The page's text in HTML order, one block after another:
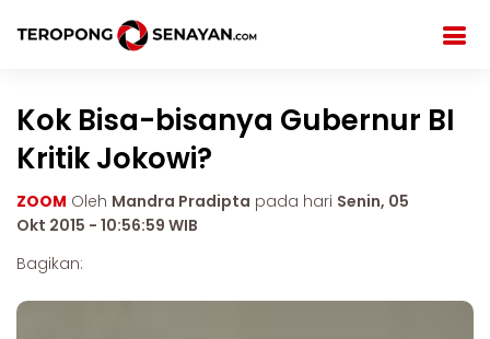
Kok Bisa-bisanya Gubernur BI
Kritik Jokowi?
ZOOM Oleh Mandra Pradipta pada hari Senin, 05
Okt 2015 - 10:56:59 WIB
Bagikan: